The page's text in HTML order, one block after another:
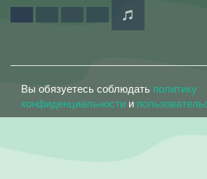
Вы обязуетесь соблюдать политику
конфиденциальности и